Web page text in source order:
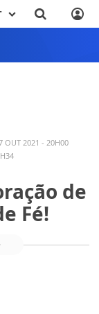
OUT 2021 - 20H00
de
Fé!